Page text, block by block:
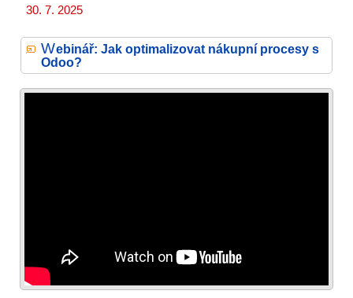
30. 7. 2025
Webinář: Jak optimalizovat nákupní procesy s
Odoo?